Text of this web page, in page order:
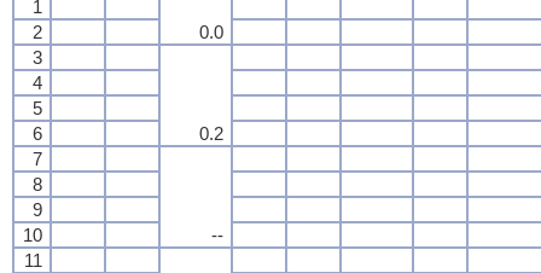
1
0.0
2
3
0.2
4
5
6
7
--
8
9
10
11
1
0.0
2
3
0.2
4
5
6
7
--
8
9
10
11
1
0.0
2
3
0.2
4
5
6
7
--
8
9
10
11
1
0.0
2
3
0.2
4
5
6
7
--
8
9
10
11